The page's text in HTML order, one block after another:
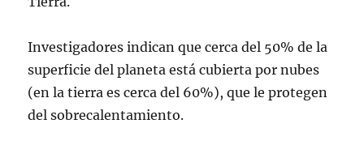
Investigadores indican que cerca del 50% de la
superficie del planeta está cubierta por nubes
(en la tierra es cerca del 60%), que le protegen
del sobrecalentamiento.